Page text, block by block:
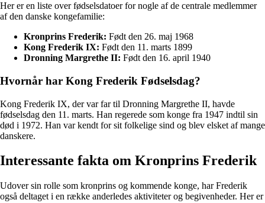
Her er en liste over fødselsdatoer for nogle af de centrale medlemmer
af den danske kongefamilie:
Kronprins Frederik: Født den 26. maj 1968
Kong Frederik IX: Født den 11. marts 1899
Dronning Margrethe II: Født den 16. april 1940
Hvornår har Kong Frederik Fødselsdag?
Kong Frederik IX, der var far til Dronning Margrethe II, havde
fødselsdag den 11. marts. Han regerede som konge fra 1947 indtil sin
død i 1972. Han var kendt for sit folkelige sind og blev elsket af mange
danskere.
Interessante fakta om Kronprins Frederik
Udover sin rolle som kronprins og kommende konge, har Frederik
også deltaget i en række anderledes aktiviteter og begivenheder. Her er